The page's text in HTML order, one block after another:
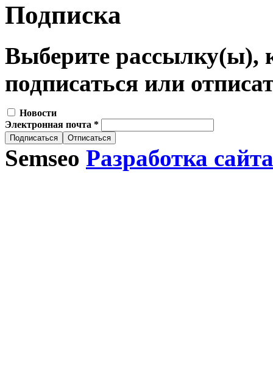
Подписка
Выберите рассылку(ы),
подписаться или
Новости
Электронная почта *
Semseo Разработка сайта